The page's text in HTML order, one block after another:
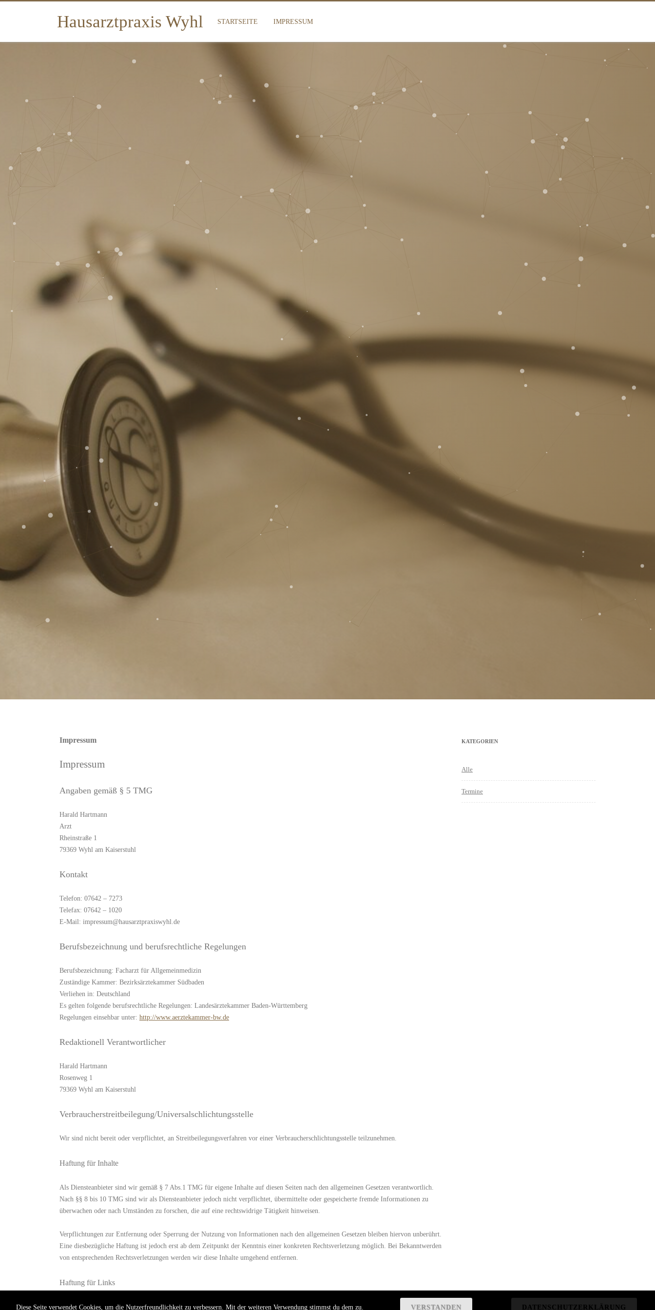
Hausarztpraxis Wyhl STARTSEITE IMPRESSUM
Impressum
Impressum
Angaben gemäß § 5 TMG
Harald Hartmann
Arzt
Rheinstraße 1
79369 Wyhl am Kaiserstuhl
Kontakt
Telefon: 07642 – 7273
Telefax: 07642 – 1020
E-Mail: impressum@hausarztpraxiswyhl.de
Berufsbezeichnung und berufsrechtliche Regelungen
Berufsbezeichnung: Facharzt für Allgemeinmedizin
Zuständige Kammer: Bezirksärztekammer Südbaden
Verliehen in: Deutschland
Es gelten folgende berufsrechtliche Regelungen: Landesärztekammer Baden-Württemberg
Regelungen einsehbar unter: http://www.aerztekammer-bw.de
Redaktionell Verantwortlicher
Harald Hartmann
Rosenweg 1
79369 Wyhl am Kaiserstuhl
Verbraucher­streit­beilegung/Universal­schlichtungs­stelle
Wir sind nicht bereit oder verpflichtet, an Streitbeilegungsverfahren vor einer Verbraucherschlichtungsstelle teilzunehmen.
Haftung für Inhalte
Als Diensteanbieter sind wir gemäß § 7 Abs.1 TMG für eigene Inhalte auf diesen Seiten nach den allgemeinen Gesetzen verantwortlich.
Nach §§ 8 bis 10 TMG sind wir als Diensteanbieter jedoch nicht verpflichtet, übermittelte oder gespeicherte fremde Informationen zu
überwachen oder nach Umständen zu forschen, die auf eine rechtswidrige Tätigkeit hinweisen.
Verpflichtungen zur Entfernung oder Sperrung der Nutzung von Informationen nach den allgemeinen Gesetzen bleiben hiervon unberührt.
Eine diesbezügliche Haftung ist jedoch erst ab dem Zeitpunkt der Kenntnis einer konkreten Rechtsverletzung möglich. Bei Bekanntwerden
von entsprechenden Rechtsverletzungen werden wir diese Inhalte umgehend entfernen.
Haftung für Links
Unser Angebot enthält Links zu externen Websites Dritter, auf deren Inhalte wir keinen Einfluss haben. Deshalb können wir für diese
KATEGORIEN
Alle
Termine
Diese Seite verwendet Cookies, um die Nutzerfreundlichkeit zu verbessern. Mit der weiteren Verwendung stimmst du dem zu. VERSTANDEN DATENSCHUTZERKLÄRUNG